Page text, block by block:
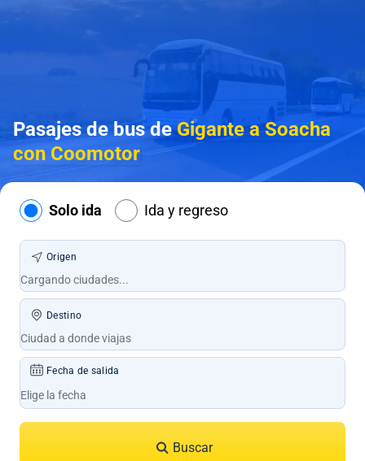
Pasajes de bus deGigante a Soacha
con Coomotor
Solo ida Ida y regreso
Origen
Destino
Fecha de salida
Buscar